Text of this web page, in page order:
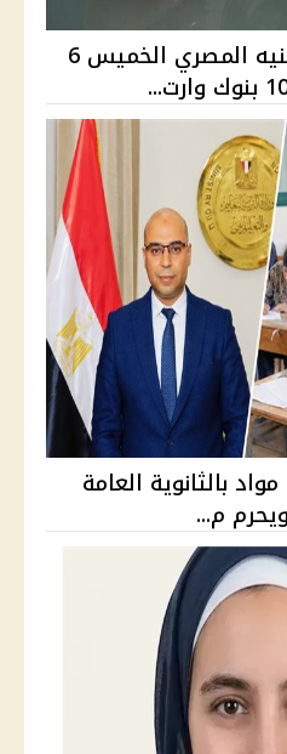
سعر الدولار مقابل الجنيه المصري الخميس 6
التعليم: الراسب في 3 مواد بالثانوية العامة
م...